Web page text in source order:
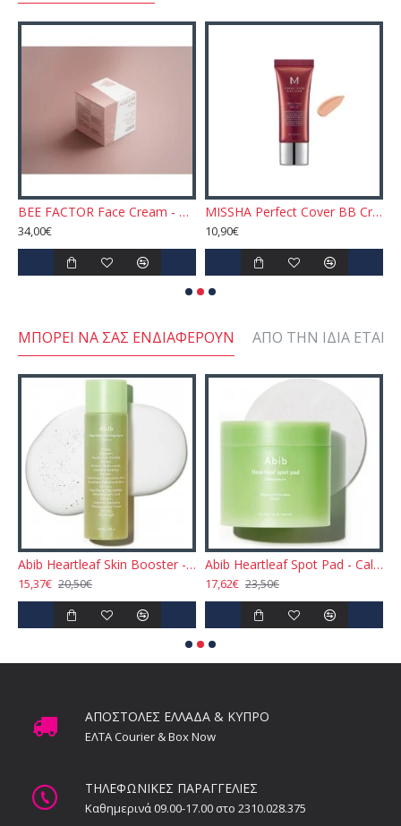
BEE FACTOR Face Cream - AGELESS YOU™ Κρέμα Άμεσης Σύσφιξης & Μείωσης Ρυτίδων
34,00€
MISSHA Perfect Cover BB Cream - No.21 Light Beige SPF42 PA+++ 20ml
10,90€
ΜΠΟΡΕΊ ΝΑ ΣΑΣ ΕΝΔΙΑΦΈΡΟΥΝ ΑΠΌ ΤΗΝ ΊΔΙΑ
Abib Heartleaf Skin Booster - Calming Toner 200ml
15,37€ 20,50€
Abib Heartleaf Spot Pad - Calming Touch 80pcs
17,62€ 23,50€
ΑΠΟΣΤΟΛΕΣ ΕΛΛΑΔΑ & ΚΥΠΡΟ
ΕΛΤΑ Courier & Box Now
ΤΗΛΕΦΩΝΙΚΕΣ ΠΑΡΑΓΓΕΛΙΕΣ
Καθημερινά 09.00-17.00 στο 2310.028.375